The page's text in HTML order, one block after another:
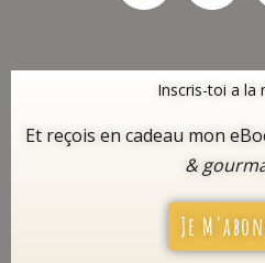
Inscris-toi a la
Et reçois en cadeau mon
&
Je